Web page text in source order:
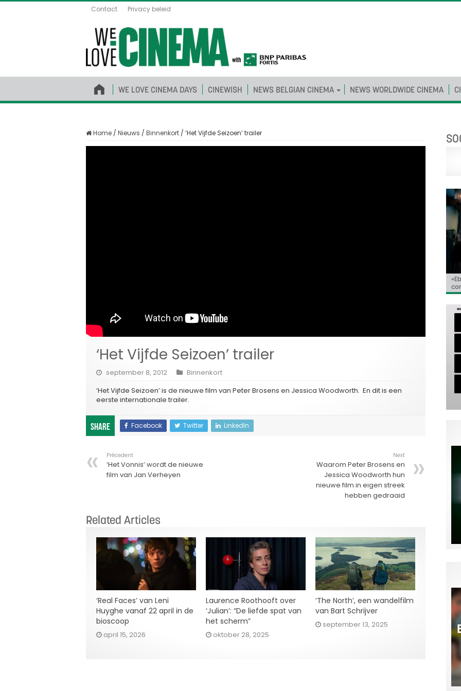
Contact Privacy beleid
WE LOVE CINEMA DAYS CINEWISH NEWS BELGIAN CINEMA NEWS WORLDWIDE CINEMA
Home / Nieuws / Binnenkort / ‘Het Vijfde Seizoen’ trailer
‘Het Vijfde Seizoen’ trailer
september 8, 2012
Binnenkort
‘Het Vijfde Seizoen’ is de nieuwe film van Peter Brosens en Jessica Woodworth. En dit is een
eerste internationale trailer.
Share Facebook Twitter LinkedIn
Précedent
‘Het Vonnis’ wordt de nieuwe
film van Jan Verheyen
Next
Waarom Peter Brosens en
Jessica Woodworth hun
nieuwe film in eigen streek
hebben gedraaid
Related Articles
‘Real Faces’ van Leni
Huyghe vanaf 22 april in de
bioscoop
april 15, 2026
Laurence Roothooft over
‘Julian’: “De liefde spat van
het scherm”
oktober 28, 2025
‘The North’, een wandelfilm
van Bart Schrijver
september 13, 2025
de